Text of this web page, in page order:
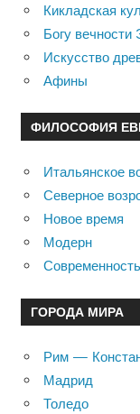
Кикладская
Богу
Искусство
Афины
ФИЛОСОФИЯ
Итальянское
Северное
Новое время
Модерн
Современность
ГОРОДА МИРА
Рим —
Мадрид
Толедо